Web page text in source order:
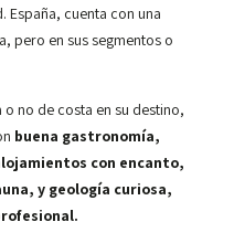
cuenta con una
pero en sus segmentos o
no de costa en su destino,
buena gastronomía,
con encanto,
y geología curiosa,